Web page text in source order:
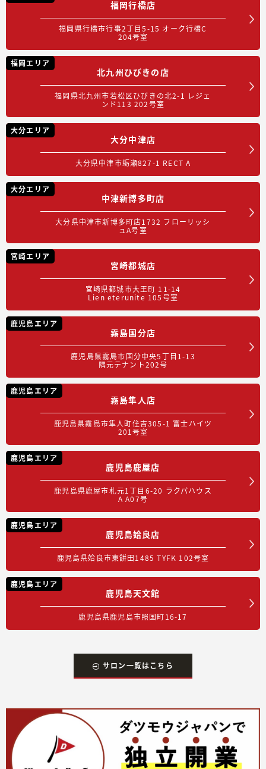
福岡行橋店
福岡県行橋市行事2丁目5-15 オーク行橋C
204号室
福岡エリア
北九州ひびきの店
福岡県北九州市若松区ひびきの北2-1 レジェ
ンド113 202号室
大分エリア
大分中津店
大分県中津市蛎瀬827-1 RECT A
大分エリア
中津新博多町店
大分県中津市新博多町店1732 フローリッシ
ュA号室
宮崎エリア
宮崎都城店
宮崎県都城市大王町 11-14
Lien eterunite 105号室
鹿児島エリア
霧島国分店
鹿児島県霧島市国分中央5丁目1-13
隅元テナント202号
鹿児島エリア
霧島隼人店
鹿児島県霧島市隼人町住吉305-1 富士ハイツ
201号室
鹿児島エリア
鹿児島鹿屋店
鹿児島県鹿屋市札元1丁目6-20 ラクパハウス
A A07号
鹿児島エリア
鹿児島姶良店
鹿児島県姶良市東餅田1485 TYFK 102号室
鹿児島エリア
鹿児島天文館
鹿児島県鹿児島市照国町16-17
サロン一覧はこちら